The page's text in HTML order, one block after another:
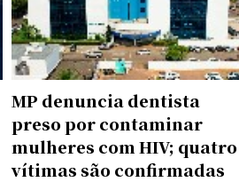
MP denuncia dentista
preso por contaminar
mulheres com HIV; quatro
vítimas são confirmadas